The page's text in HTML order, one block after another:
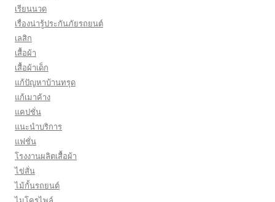
เรียนนวด
เรื่องน่ารู้ประกันภัยรถยนต์
เลสิก
เสื้อผ้า
เสื้อผ้าเด็ก
แก้ปัญหาบ้านทรุด
แก้เมาค้าง
แคปชั่น
แนะนำบริการ
แฟชั่น
โรงงานผลิตเสื้อผ้า
ไข่สั่น
ไม้กั้นรถยนต์